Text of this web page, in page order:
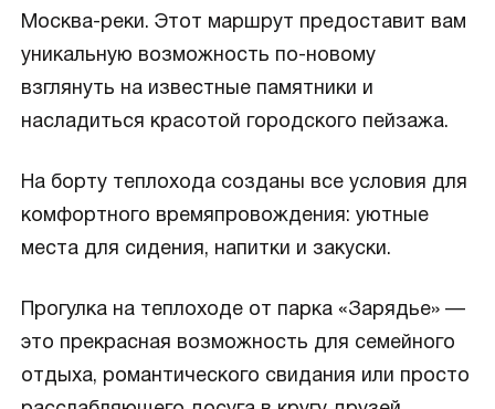
Москва-реки. Этот маршрут предоставит вам
уникальную возможность по-новому
взглянуть на известные памятники и
насладиться красотой городского пейзажа.
На борту теплохода созданы все условия для
комфортного времяпровождения: уютные
места для сидения, напитки и закуски.
Прогулка на теплоходе от парка «Зарядье» —
это прекрасная возможность для семейного
отдыха, романтического свидания или просто